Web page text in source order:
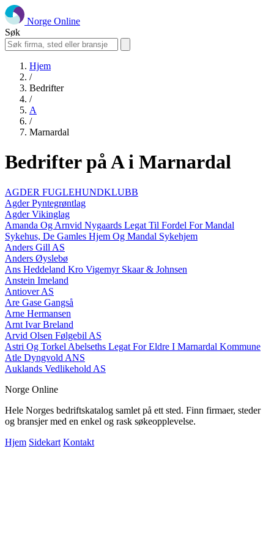
Norge Online
Søk
Hjem
/
Bedrifter
/
A
/
Marnardal
Bedrifter på A i Marnardal
AGDER FUGLEHUNDKLUBB
Agder Pyntegrøntlag
Agder Vikinglag
Amanda Og Arnvid Nygaards Legat Til Fordel For Mandal
Sykehus, De Gamles Hjem Og Mandal Sykehjem
Anders Gill AS
Anders Øyslebø
Ans Heddeland Kro Vigemyr Skaar & Johnsen
Anstein Imeland
Antiover AS
Are Gase Gangså
Arne Hermansen
Arnt Ivar Breland
Arvid Olsen Følgebil AS
Astri Og Torkel Abelseths Legat For Eldre I Marnardal Kommune
Atle Dyngvold ANS
Auklands Vedlikehold AS
Norge Online
Hele Norges bedriftskatalog samlet på ett sted. Finn firmaer, steder
og bransjer med en enkel og rask søkeopplevelse.
Hjem Sidekart Kontakt